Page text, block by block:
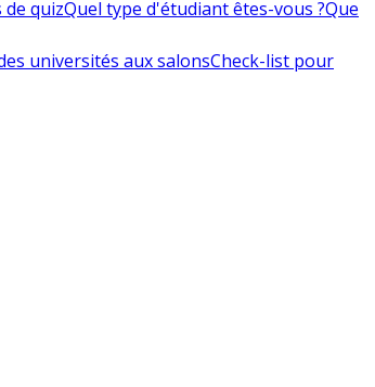
quizQuel type d'étudiant êtes-vous ?Que
universités aux salonsCheck-list pour